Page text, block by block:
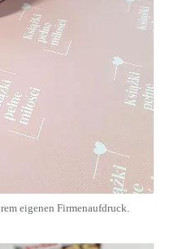
eigenen Firmenaufdruck.